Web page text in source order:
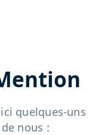
quelques-uns
nous :